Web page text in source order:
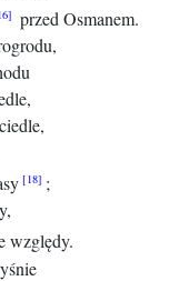
przed Osmanem.
;
względy.